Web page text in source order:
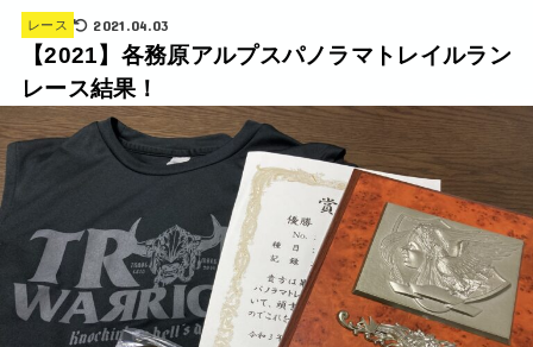
レース 2021.04.03
【2021】各務原アルプスパノラマトレイルラン
レース結果！